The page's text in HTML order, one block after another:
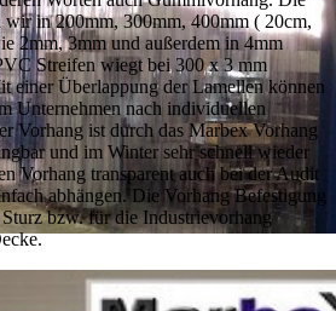
wir in 200mm, 300mm, 400mm ( 20cm,
2mm, 3mm und außerdem in 4mm
Streifen wiegt bei 300 x 3 mm
einer Überlappung der Lamellen können
Unternehmen nach individuellen
Vorhang ist durch das Marbex Vorhang
und im Winter sehr schnell wieder
Vorhang transparent auch bei der Audit
abhängen. Die Vorhang Befestigung
bzw. für die Industrievorhang